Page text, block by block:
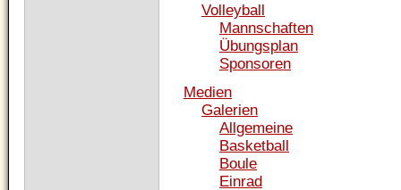
Volleyball
Mannschaften
Übungsplan
Sponsoren
Medien
Galerien
Allgemeine
Basketball
Boule
Einrad